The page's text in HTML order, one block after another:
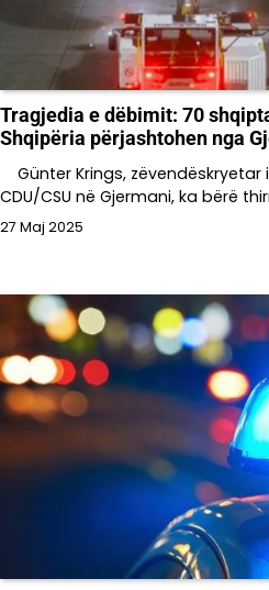
Tragjedia e dëbimit: 70
Shqipëria përjashtohen nga
Günter Krings,
CDU/CSU në Gjermani, ka bërë
27 Maj 2025